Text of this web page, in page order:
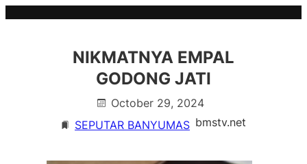
NIKMATNYA EMPAL
GODONG JATI
October 29, 2024
SEPUTAR BANYUMAS bmstv.net